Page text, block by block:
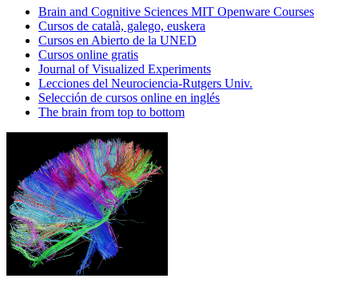
Brain and Cognitive Sciences MIT Openware Courses
Cursos de català, galego, euskera
Cursos en Abierto de la UNED
Cursos online gratis
Journal of Visualized Experiments
Lecciones del Neurociencia-Rutgers Univ.
Selección de cursos online en inglés
The brain from top to bottom